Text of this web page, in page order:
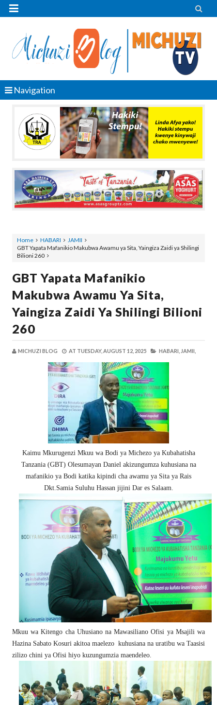
 
Navigation
Home HABARI
JAMII
GBT Yapata Mafanikio Makubwa Awamu ya Sita, Yaingiza Zaidi ya Shilingi
Bilioni 260
GBT Yapata Mafanikio
Makubwa Awamu Ya Sita,
Yaingiza Zaidi Ya Shilingi Bilioni
260
MICHUZI BLOG AT TUESDAY, AUGUST 12, 2025 HABARI, JAMII,
Kaimu Mkurugenzi Mkuu wa Bodi ya Michezo ya Kubahatisha
Tanzania (GBT) Olesumayan Daniel akizungumza kuhusiana na
mafanikio ya Bodi katika kipindi cha awamu ya Sita ya Rais
Dkt.Samia Suluhu Hassan jijini Dar es Salaam.
Mkuu wa Kitengo cha Uhusiano na Mawasiliano Ofisi ya Msajili wa
Hazina Sabato Kosuri akitoa maelezo kuhusiana na uratibu wa Taasisi
zilizo chini ya Ofisi hiyo kuzungumzia maendeleo.